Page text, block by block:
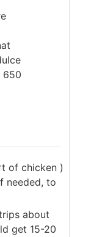
650
of chicken )
needed, to
about
get 15-20